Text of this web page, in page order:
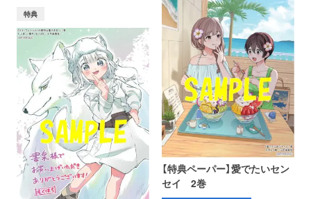
特典
【特典ペーパー】愛でたいセン
セイ 2巻